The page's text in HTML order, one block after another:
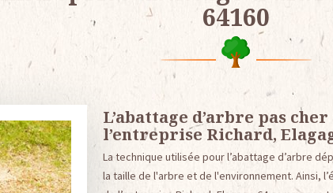
64160
L’abattage d’arbre pas cher
l’entreprise Richard,
La technique utilisée pour l’abattage d’arbre
la taille de l'arbre et de l'environnement. Ainsi,